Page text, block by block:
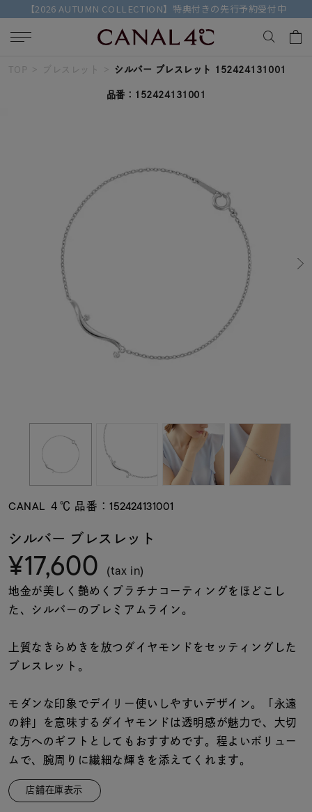
【2026 AUTUMN COLLECTION】特典付きの先行予約受付中
キーワードで検索する
#ハーフエタニティリング
#ダイヤモンド ネックレス
Canal４℃
カテゴリー すべてのジュエリー
モチーフ
ファッションテイス
ト
コレクション
レディース
リングサイズ
～
メンズ
リングサイズ
TOP ブレスレット シルバー ブレスレット 152424131001
品番：152424131001
CANAL ４℃ 品番：152424131001
シルバー ブレスレット
¥17,600 (tax in)
地金が美しく艶めくプラチナコーティングをほどこし
た、シルバーのプレミアムライン。
上質なきらめきを放つダイヤモンドをセッティングした
ブレスレット。
モダンな印象でデイリー使いしやすいデザイン。「永遠
の絆」を意味するダイヤモンドは透明感が魅力で、大切
な方へのギフトとしてもおすすめです。程よいボリュー
ムで、腕周りに繊細な輝きを添えてくれます。
店舗在庫表示